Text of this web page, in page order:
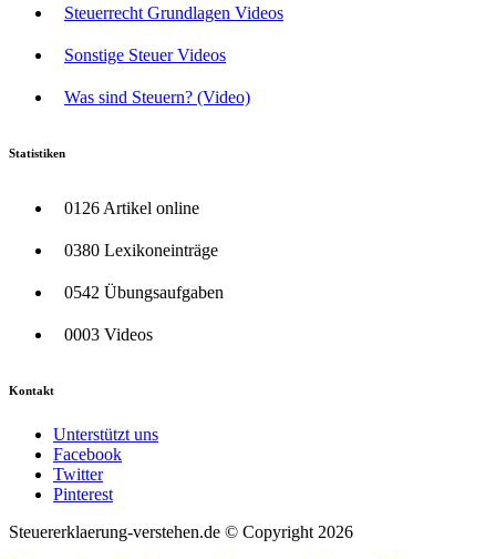
Steuerrecht Grundlagen Videos
Sonstige Steuer Videos
Was sind Steuern? (Video)
Statistiken
0126 Artikel online
0380 Lexikoneinträge
0542 Übungsaufgaben
0003 Videos
Kontakt
Unterstützt uns
Facebook
Twitter
Pinterest
Steuererklaerung-verstehen.de © Copyright 2026